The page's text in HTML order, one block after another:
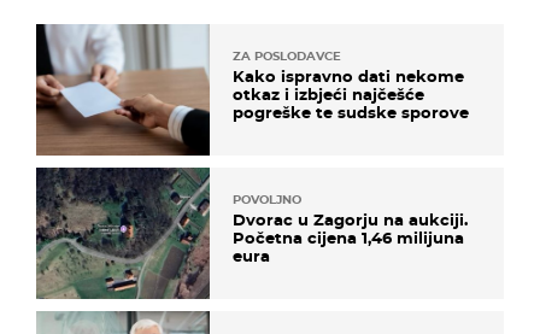
ZA POSLODAVCE
Kako ispravno dati nekome
otkaz i izbjeći najčešće
pogreške te sudske sporove
POVOLJNO
Dvorac u Zagorju na aukciji.
Početna cijena 1,46 milijuna
eura